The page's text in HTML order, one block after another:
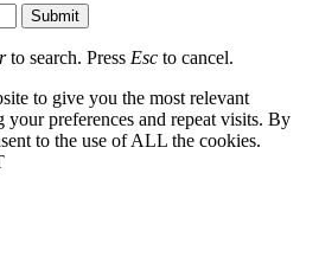
Submit
to search. Press Esc to cancel.
to give you the most relevant
your preferences and repeat visits. By
to the use of ALL the cookies.